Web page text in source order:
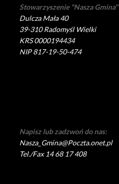
Stowarzyszenie "Nasza Gmina"
Dulcza Mała 40
39-310 Radomyśl Wielki
KRS 0000194434
NIP 817-19-50-474
Napisz lub zadzwoń do nas:
Nasza_Gmina@Poczta.onet.pl
Tel./Fax 14 68 17 408